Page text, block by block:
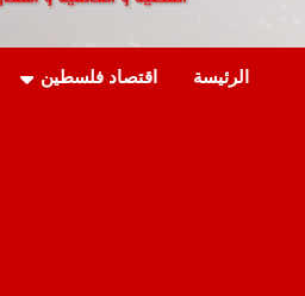
كواليس المال
الرئيسة اقتصاد فلسطين